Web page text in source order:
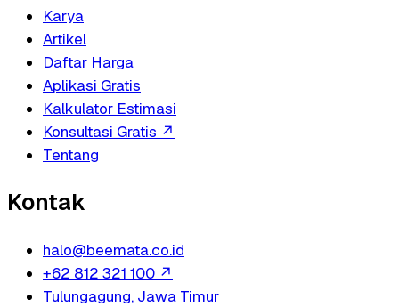
Karya
Artikel
Daftar Harga
Aplikasi Gratis
Kalkulator Estimasi
Konsultasi Gratis ↗
Tentang
Kontak
halo@beemata.co.id
+62 812 321 100 ↗
Tulungagung, Jawa Timur